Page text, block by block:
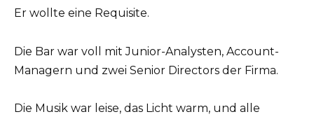
Er wollte eine Requisite.
Die Bar war voll mit Junior-Analysten, Account-
Managern und zwei Senior Directors der Firma.
Die Musik war leise, das Licht warm, und alle